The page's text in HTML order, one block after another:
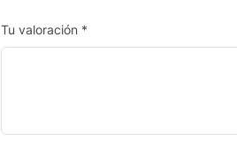
Tu valoración *